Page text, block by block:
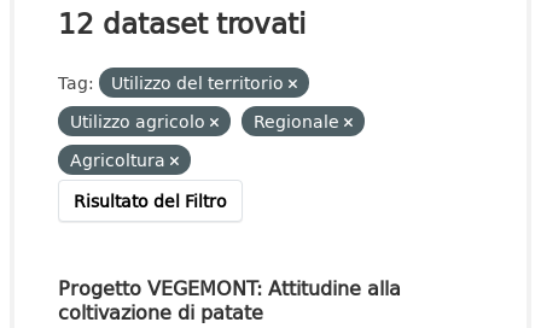
12 dataset trovati
Tag:
Utilizzo del territorio
Utilizzo agricolo
Regionale
Agricoltura
Risultato del Filtro
Progetto VEGEMONT: Attitudine alla
coltivazione di patate